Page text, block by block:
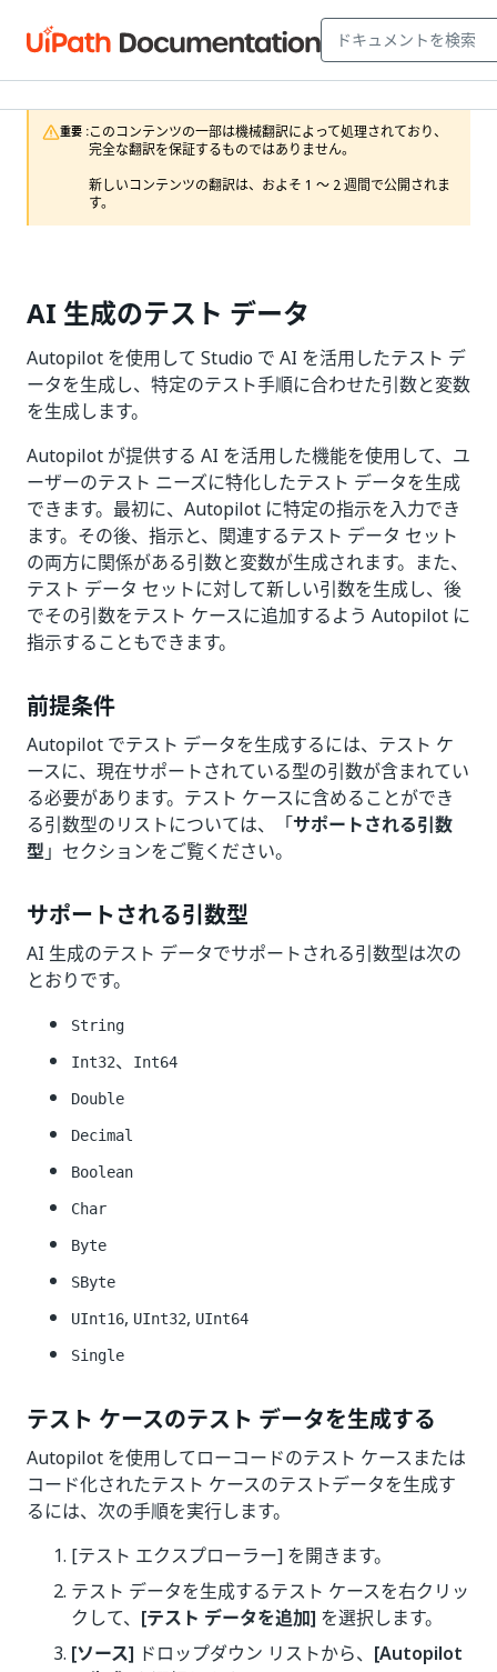
重要 :このコンテンツの一部は機械翻訳によって処理されており、
完全な翻訳を保証するものではありません。
新しいコンテンツの翻訳は、およそ 1 ～ 2 週間で公開されま
す。
AI 生成のテスト データ
Autopilot を使用して Studio で AI を活用したテスト デ
ータを生成し、特定のテスト手順に合わせた引数と変数
を生成します。
Autopilot が提供する AI を活用した機能を使用して、ユ
ーザーのテスト ニーズに特化したテスト データを生成
できます。最初に、Autopilot に特定の指示を入力でき
ます。その後、指示と、関連するテスト データ セット
の両方に関係がある引数と変数が生成されます。また、
テスト データ セットに対して新しい引数を生成し、後
でその引数をテスト ケースに追加するよう Autopilot に
指示することもできます。
前提条件
Autopilot でテスト データを生成するには、テスト ケ
ースに、現在サポートされている型の引数が含まれてい
る必要があります。テスト ケースに含めることができ
る引数型のリストについては、「サポートされる引数
型」セクションをご覧ください。
サポートされる引数型
AI 生成のテスト データでサポートされる引数型は次の
とおりです。
String
Int32、 Int64
Double
Decimal
Boolean
Char
Byte
SByte
UInt16, UInt32, UInt64
Single
テスト ケースのテスト データを生成する
Autopilot を使用してローコードのテスト ケースまたは
コード化されたテスト ケースのテストデータを生成す
るには、次の手順を実行します。
[テスト エクスプローラー] を開きます。
テスト データを生成するテスト ケースを右クリッ
クして、 [テスト データを追加] を選択します。
[ソース] ドロップダウン リストから、 [Autopilot